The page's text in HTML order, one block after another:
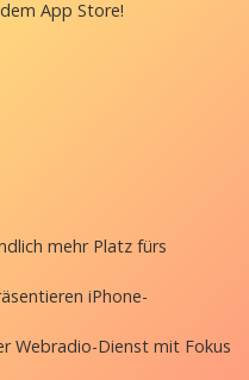
App Store!
mehr Platz fürs
iPhone-
Webradio-Dienst mit Fokus